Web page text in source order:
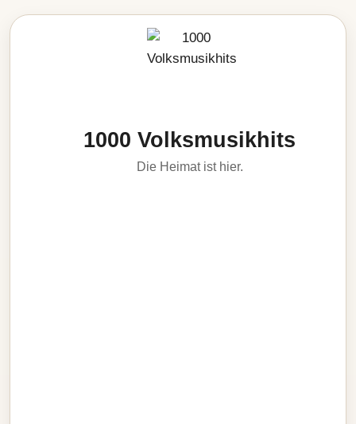
1000 Volksmusikhits
Die Heimat ist hier.